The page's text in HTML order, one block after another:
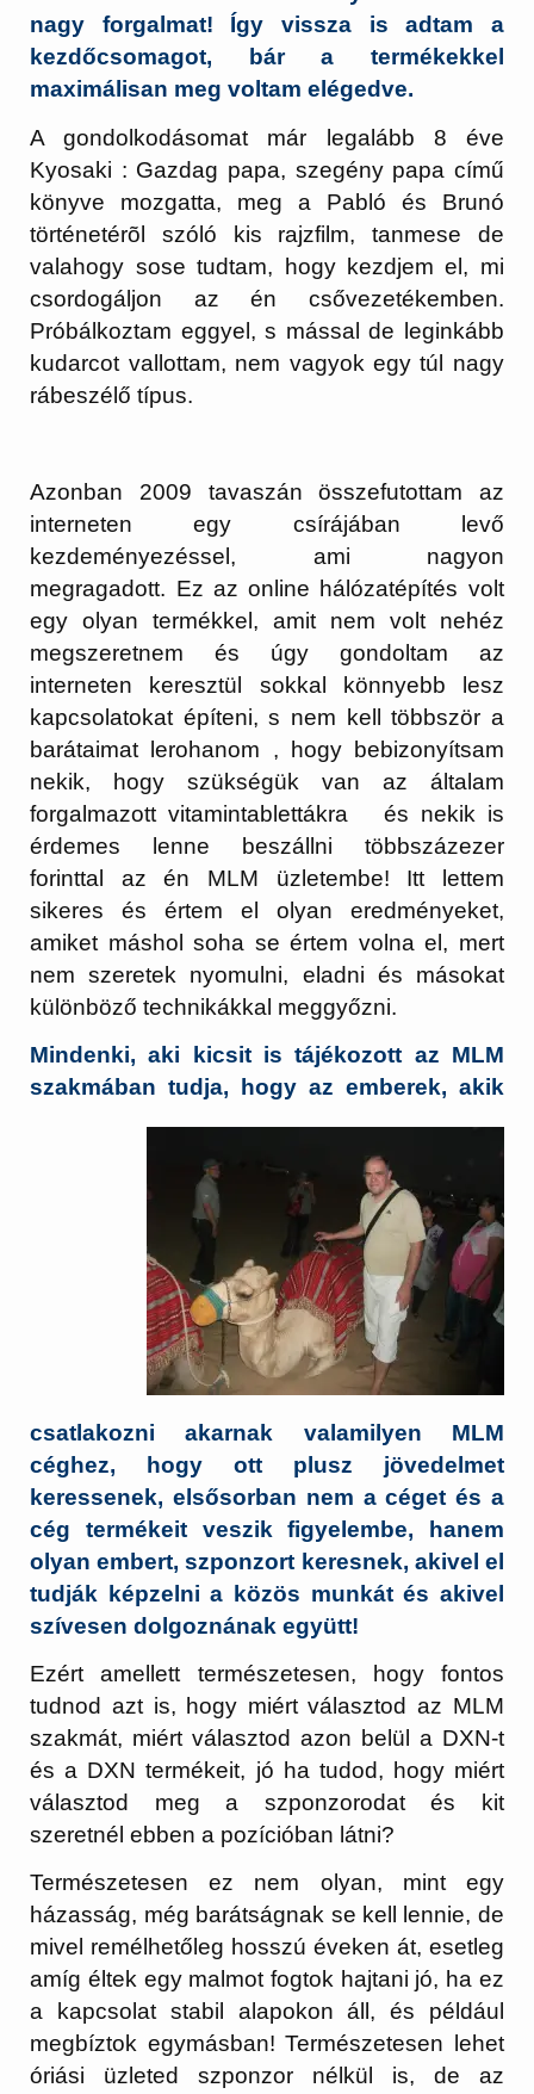
nagy forgalmat! Így vissza is adtam a
kezdőcsomagot, bár a termékekkel
maximálisan meg voltam elégedve.
A gondolkodásomat már legalább 8 éve
Kyosaki : Gazdag papa, szegény papa című
könyve mozgatta, meg a Pabló és Brunó
történetérõl szóló kis rajzfilm, tanmese de
valahogy sose tudtam, hogy kezdjem el, mi
csordogáljon az én csővezetékemben.
Próbálkoztam eggyel, s mással de leginkább
kudarcot vallottam, nem vagyok egy túl nagy
rábeszélő típus.
Azonban 2009 tavaszán összefutottam az
interneten egy csírájában levő
kezdeményezéssel, ami nagyon
megragadott. Ez az online hálózatépítés volt
egy olyan termékkel, amit nem volt nehéz
megszeretnem és úgy gondoltam az
interneten keresztül sokkal könnyebb lesz
kapcsolatokat építeni, s nem kell többször a
barátaimat lerohanom , hogy bebizonyítsam
nekik, hogy szükségük van az általam
forgalmazott vitamintablettákra és nekik is
érdemes lenne beszállni többszázezer
forinttal az én MLM üzletembe! Itt lettem
sikeres és értem el olyan eredményeket,
amiket máshol soha se értem volna el, mert
nem szeretek nyomulni, eladni és másokat
különböző technikákkal meggyőzni.
Mindenki, aki kicsit is tájékozott az MLM
szakmában tudja, hogy az emberek, akik
csatlakozni akarnak valamilyen MLM
céghez, hogy ott plusz jövedelmet
keressenek, elsősorban nem a céget és a
cég termékeit veszik figyelembe, hanem
olyan embert, szponzort keresnek, akivel el
tudják képzelni a közös munkát és akivel
szívesen dolgoznának együtt!
Ezért amellett természetesen, hogy fontos
tudnod azt is, hogy miért választod az MLM
szakmát, miért választod azon belül a DXN-t
és a DXN termékeit, jó ha tudod, hogy miért
választod meg a szponzorodat és kit
szeretnél ebben a pozícióban látni?
Természetesen ez nem olyan, mint egy
házasság, még barátságnak se kell lennie, de
mivel remélhetőleg hosszú éveken át, esetleg
amíg éltek egy malmot fogtok hajtani jó, ha ez
a kapcsolat stabil alapokon áll, és például
megbíztok egymásban! Természetesen lehet
óriási üzleted szponzor nélkül is, de az